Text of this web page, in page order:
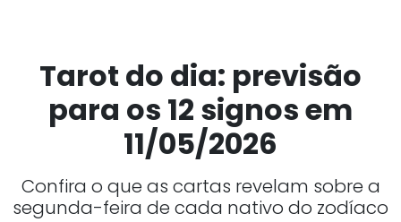
Tarot do dia: previsão
para os 12 signos em
11/05/2026
Confira o que as cartas revelam sobre a
segunda-feira de cada nativo do zodíaco